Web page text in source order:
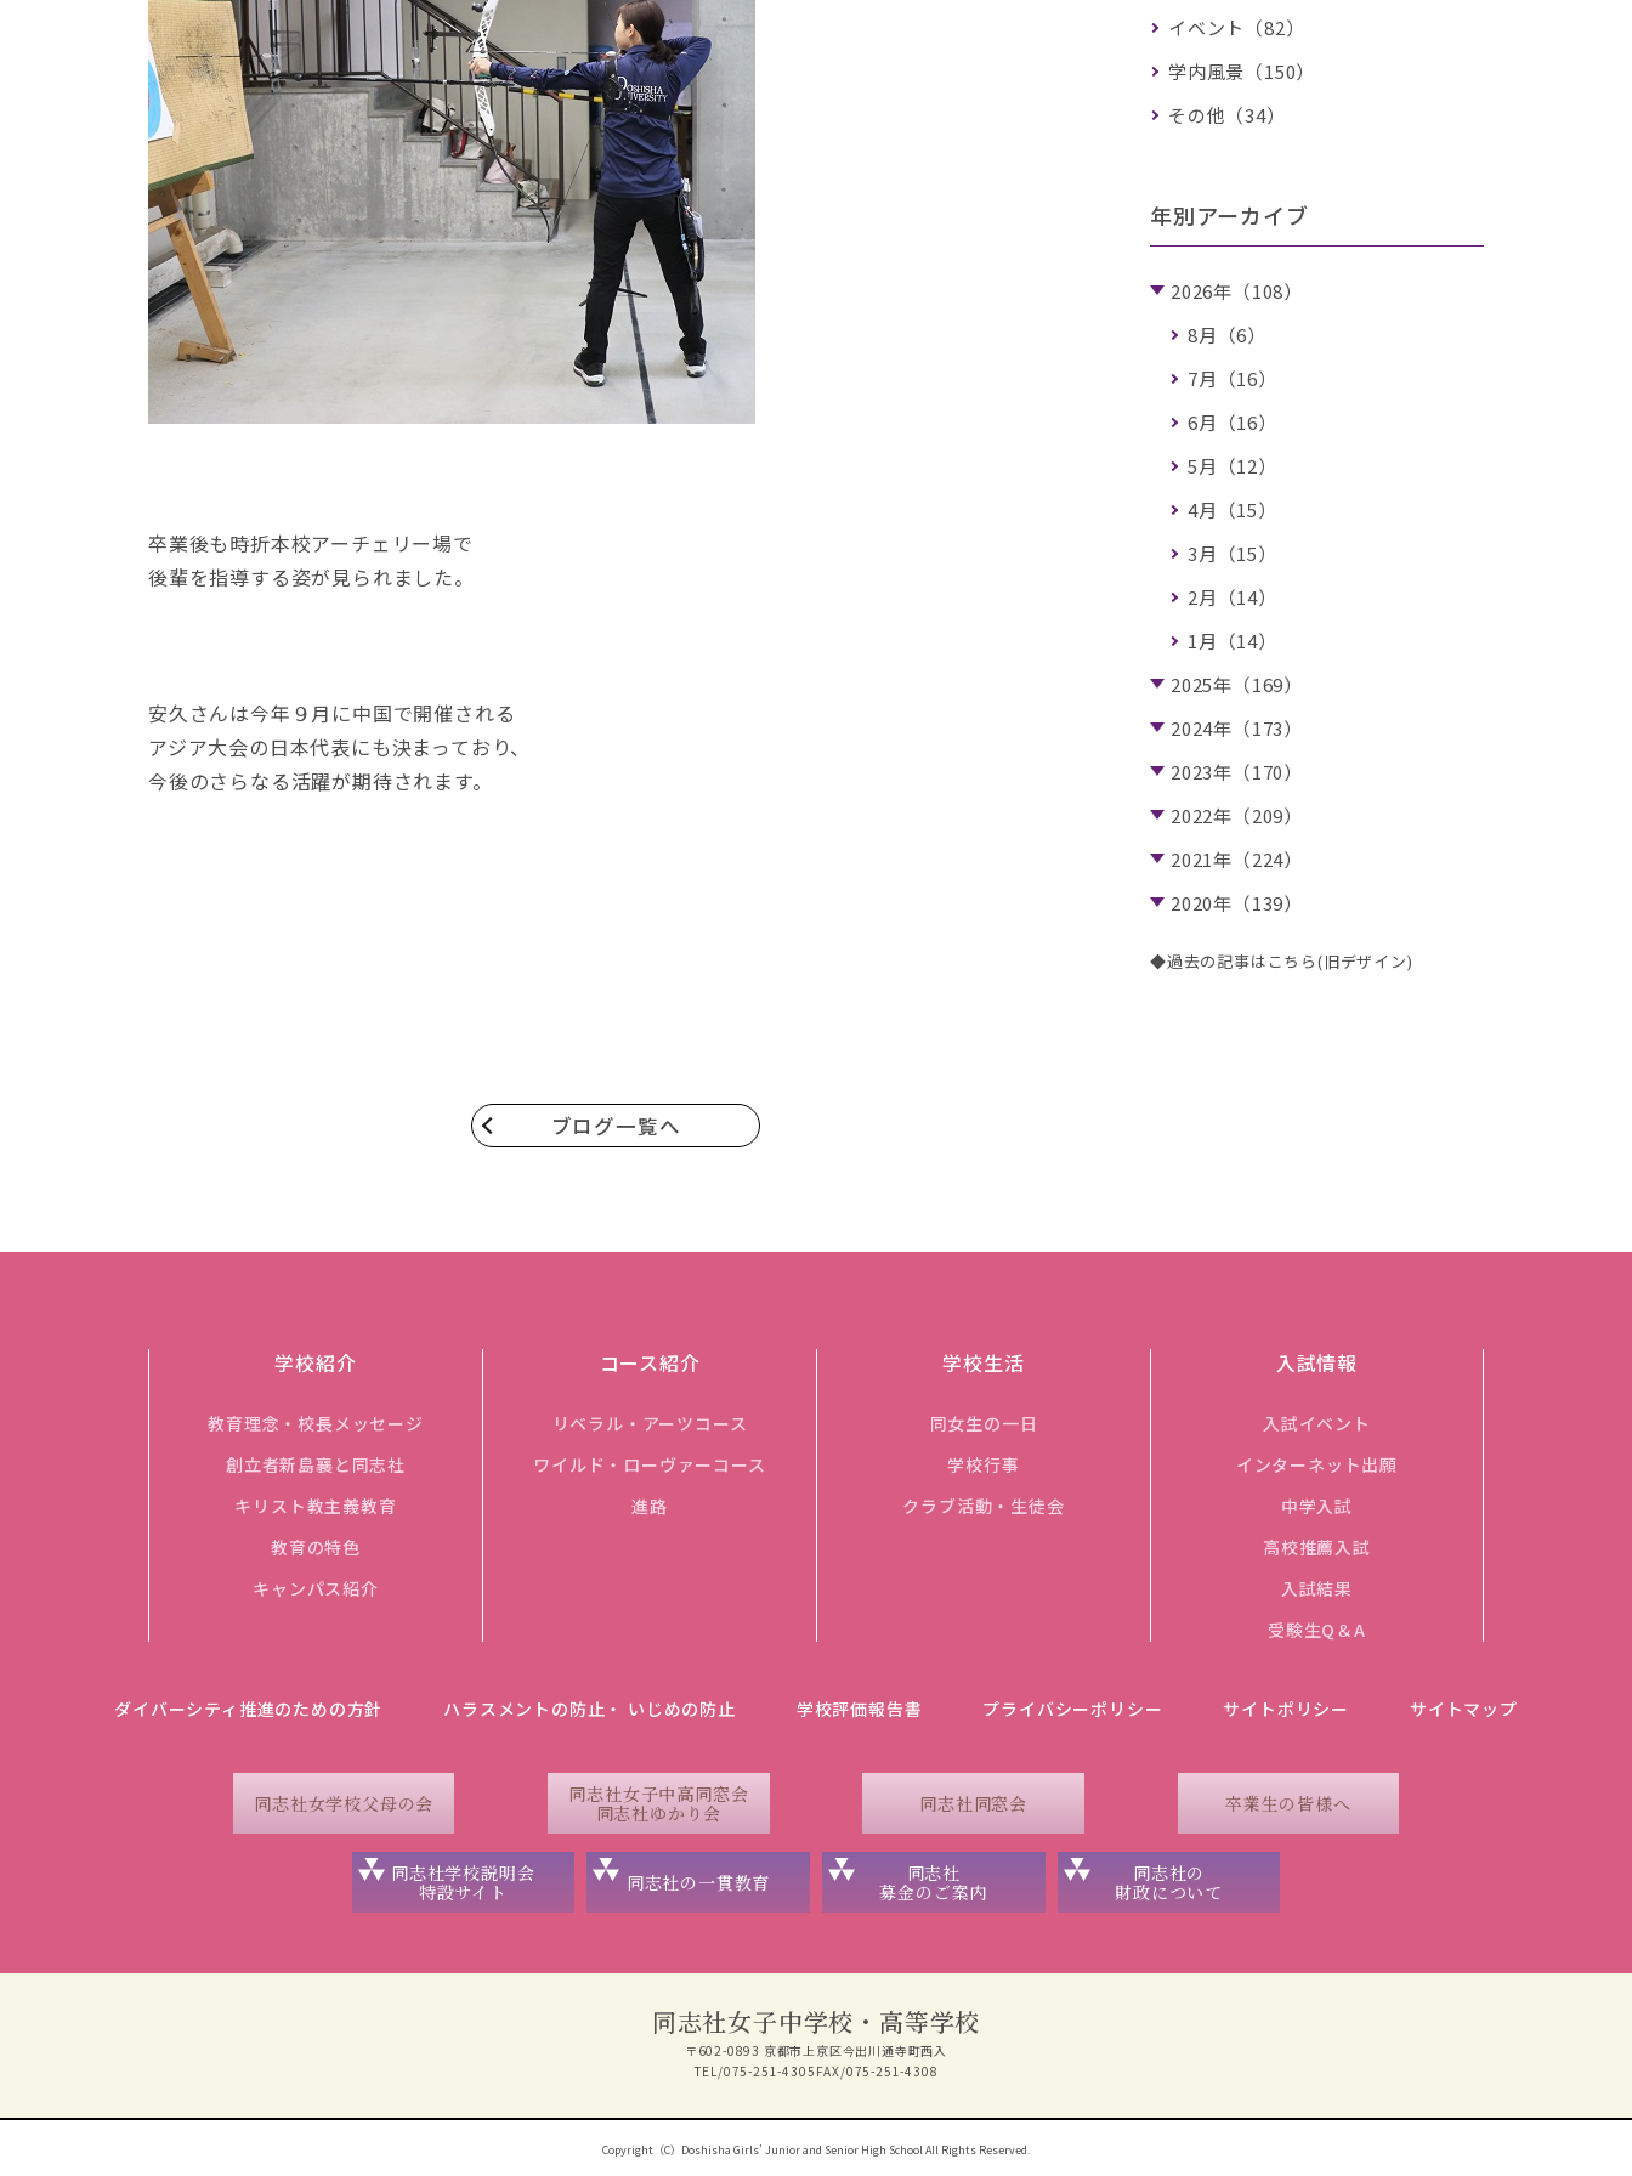
卒業後も時折本校アーチェリー場で
後輩を指導する姿が見られました。
安久さんは今年９月に中国で開催される
アジア大会の日本代表にも決まっており、
今後のさらなる活躍が期待されます。
ブログ一覧へ
イベント（82）
学内風景（150）
その他（34）
年別アーカイブ
2026年（108）
8月（6）
7月（16）
6月（16）
5月（12）
4月（15）
3月（15）
2月（14）
1月（14）
2025年（169）
2024年（173）
2023年（170）
2022年（209）
2021年（224）
2020年（139）
◆過去の記事はこちら(旧デザイン)
学校紹介
教育理念・校長メッセージ
創立者新島襄と同志社
キリスト教主義教育
教育の特色
キャンパス紹介
コース紹介
リベラル・アーツコース
ワイルド・ローヴァーコース
進路
学校生活
同女生の一日
学校行事
クラブ活動・生徒会
入試情報
入試イベント
インターネット出願
中学入試
高校推薦入試
入試結果
受験生Q＆A
ダイバーシティ推進のための方針 ハラスメントの防止・ いじめの防止 学校評価報告書 プライバシーポリシー サイトポリシー サイトマップ
同志社女学校父母の会
同志社女子中高同窓会
同志社ゆかり会
同志社同窓会 卒業生の皆様へ
同志社学校説明会
特設サイト
同志社の一貫教育
同志社
募金のご案内
同志社の
財政について
同志社女子中学校・高等学校
〒602-0893 京都市上京区今出川通寺町西入
TEL/075-251-4305 FAX/075-251-4308
Copyright（C）Doshisha Girls’ Junior and Senior High School All Rights Reserved.